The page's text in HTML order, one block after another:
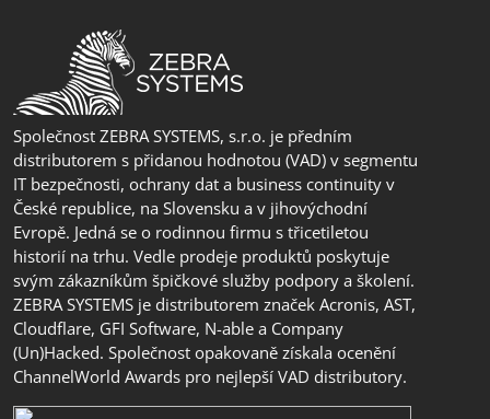
Společnost ZEBRA SYSTEMS, s.r.o. je předním
distributorem s přidanou hodnotou (VAD) v segmentu
IT bezpečnosti, ochrany dat a business continuity v
České republice, na Slovensku a v jihovýchodní
Evropě. Jedná se o rodinnou firmu s třicetiletou
historií na trhu. Vedle prodeje produktů poskytuje
svým zákazníkům špičkové služby podpory a školení.
ZEBRA SYSTEMS je distributorem značek Acronis, AST,
Cloudflare, GFI Software, N-able a Company
(Un)Hacked. Společnost opakovaně získala ocenění
ChannelWorld Awards pro nejlepší VAD distributory.